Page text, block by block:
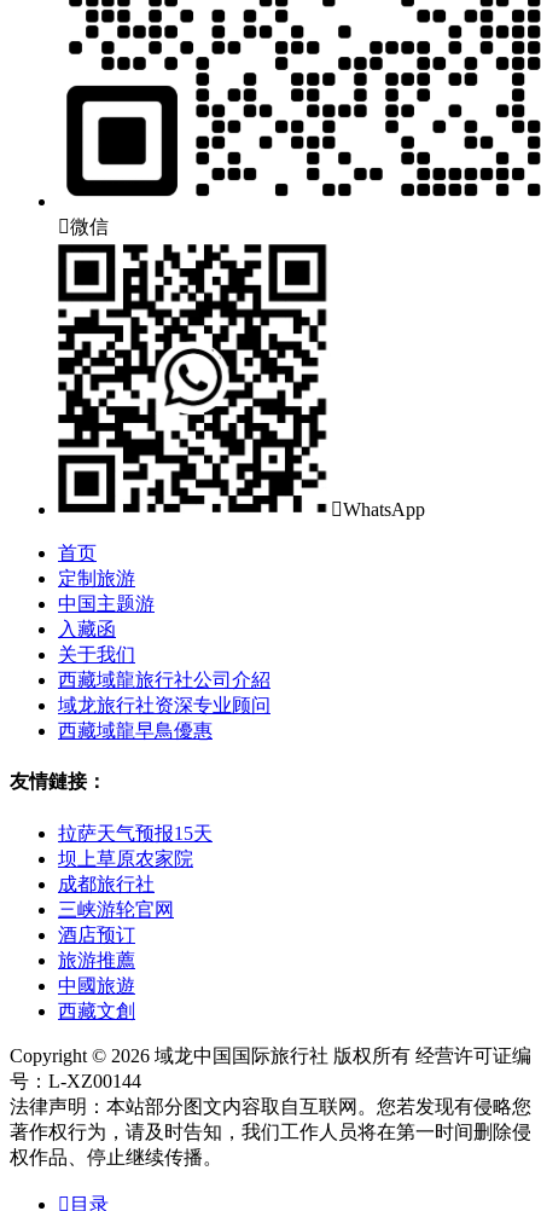
微信
WhatsApp
首页
定制旅游
中国主题游
入藏函
关于我们
西藏域龍旅行社公司介紹
域龙旅行社资深专业顾问
西藏域龍早鳥優惠
友情鏈接：
拉萨天气预报15天
坝上草原农家院
成都旅行社
三峡游轮官网
酒店预订
旅游推薦
中國旅遊
西藏文創
Copyright © 2026 域龙中国国际旅行社 版权所有 经营许可证编
号：L-XZ00144
法律声明：本站部分图文内容取自互联网。您若发现有侵略您
著作权行为，请及时告知，我们工作人员将在第一时间删除侵
权作品、停止继续传播。
 目录